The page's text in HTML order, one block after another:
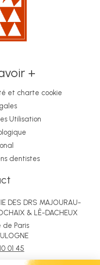
+
et charte cookie
Utilisation
dentistes
DES DRS MAJOURAU-
& LÊ-DACHEUX
de Paris
01 45